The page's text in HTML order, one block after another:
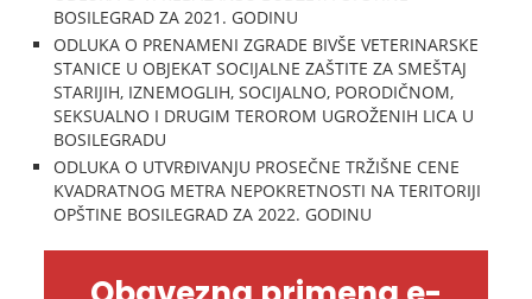
BOSILEGRAD ZA 2021. GODINU
ODLUKA O PRENAMENI ZGRADE BIVŠE VETERINARSKE
STANICE U OBJEKAT SOCIJALNE ZAŠTITE ZA SMEŠTAJ
STARIJIH, IZNEMOGLIH, SOCIJALNO, PORODIČNOM,
SEKSUALNO I DRUGIM TEROROM UGROŽENIH LICA U
BOSILEGRADU
ODLUKA O UTVRĐIVANJU PROSEČNE TRŽIŠNE CENE
KVADRATNOG METRA NEPOKRETNOSTI NA TERITORIJI
OPŠTINE BOSILEGRAD ZA 2022. GODINU